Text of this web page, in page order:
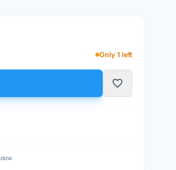
Only 1 left
favorite_border